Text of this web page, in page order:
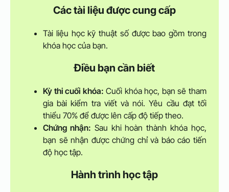
Các tài liệu được cung cấp
Tài liệu học kỹ thuật số được bao gồm trong
khóa học của bạn.
Điều bạn cần biết
Kỳ thi cuối khóa: Cuối khóa học, bạn sẽ tham
gia bài kiểm tra viết và nói. Yêu cầu đạt tối
thiểu 70% để được lên cấp độ tiếp theo.
Chứng nhận: Sau khi hoàn thành khóa học,
bạn sẽ nhận được chứng chỉ và báo cáo tiến
độ học tập.
Hành trình học tập